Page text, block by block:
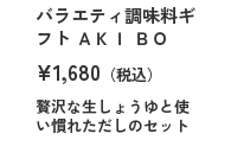
バラエティ調味料ギ
フト ＡＫＩ ＢＯ
¥1,680 （税込）
贅沢な生しょうゆと使
い慣れただしのセット